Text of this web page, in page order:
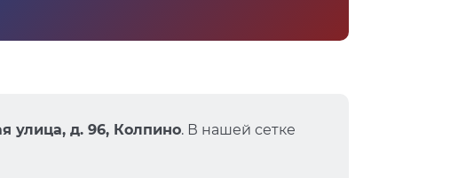
улица, д. 96, Колпино. В нашей сетке